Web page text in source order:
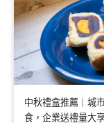
中秋禮盒推薦｜城
食，企業送禮量大